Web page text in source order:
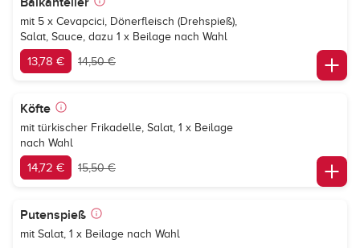
mit 5 x Cevapcici, Dönerfleisch (Drehspieß),
Salat, Sauce, dazu 1 x Beilage nach Wahl
13,78 € 14,50 €
Köfte
mit türkischer Frikadelle, Salat, 1 x Beilage
nach Wahl
14,72 € 15,50 €
Putenspieß
mit Salat, 1 x Beilage nach Wahl